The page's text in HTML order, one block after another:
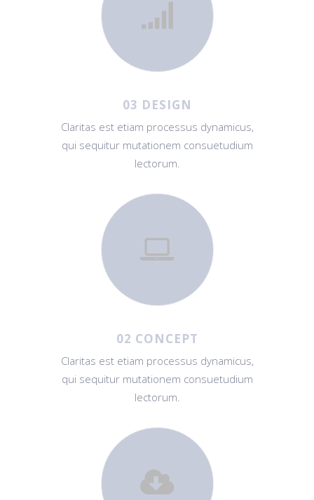
03 DESIGN
Claritas est etiam processus dynamicus,
qui sequitur mutationem consuetudium
lectorum.
02 CONCEPT
Claritas est etiam processus dynamicus,
qui sequitur mutationem consuetudium
lectorum.